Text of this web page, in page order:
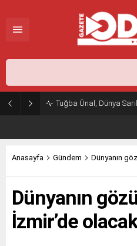
Anasayfa Gündem Dünyanın
Dünyanın
İzmir’de olacak